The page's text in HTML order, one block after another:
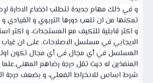
و في ذلك مهام جديدة تتطلب اخضاع الادارة
تمكنها من ان تلعب دورها التربوي و القيادي و
و اكثر قابلية للتكيف مع المستجدات، و اكثر
الايجابي في مسلسل الاصلاحات. على ان
المسلسل في أي مجال في أي مجال تكون
المنفذين له حيث تقل درجة رضاهم
شرط اساس للانخراط الفعلي، و بضعف درجة